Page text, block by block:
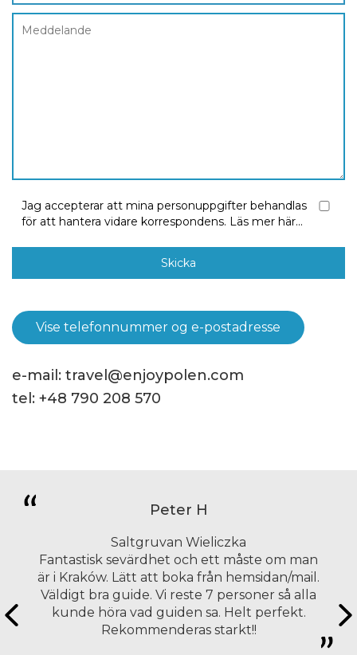
Jag accepterar att mina personuppgifter behandlas
för att hantera vidare korrespondens. Läs mer här...
Vise telefonnummer og e-postadresse
e-mail: travel@enjoypolen.com
tel: +48 790 208 570
Peter H
Saltgruvan Wieliczka
Fantastisk sevärdhet och ett måste om man
är i Kraków. Lätt att boka från hemsidan/mail.
Väldigt bra guide. Vi reste 7 personer så alla
kunde höra vad guiden sa. Helt perfekt.
Rekommenderas starkt!!